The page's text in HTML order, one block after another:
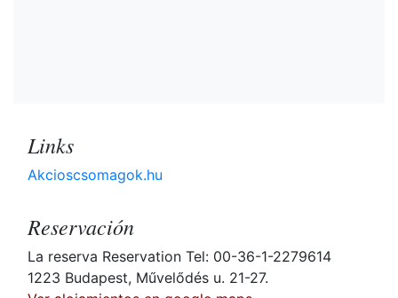
Links
Akcioscsomagok.hu
Reservación
La reserva Reservation Tel: 00-36-1-2279614
1223 Budapest, Művelődés u. 21-27.